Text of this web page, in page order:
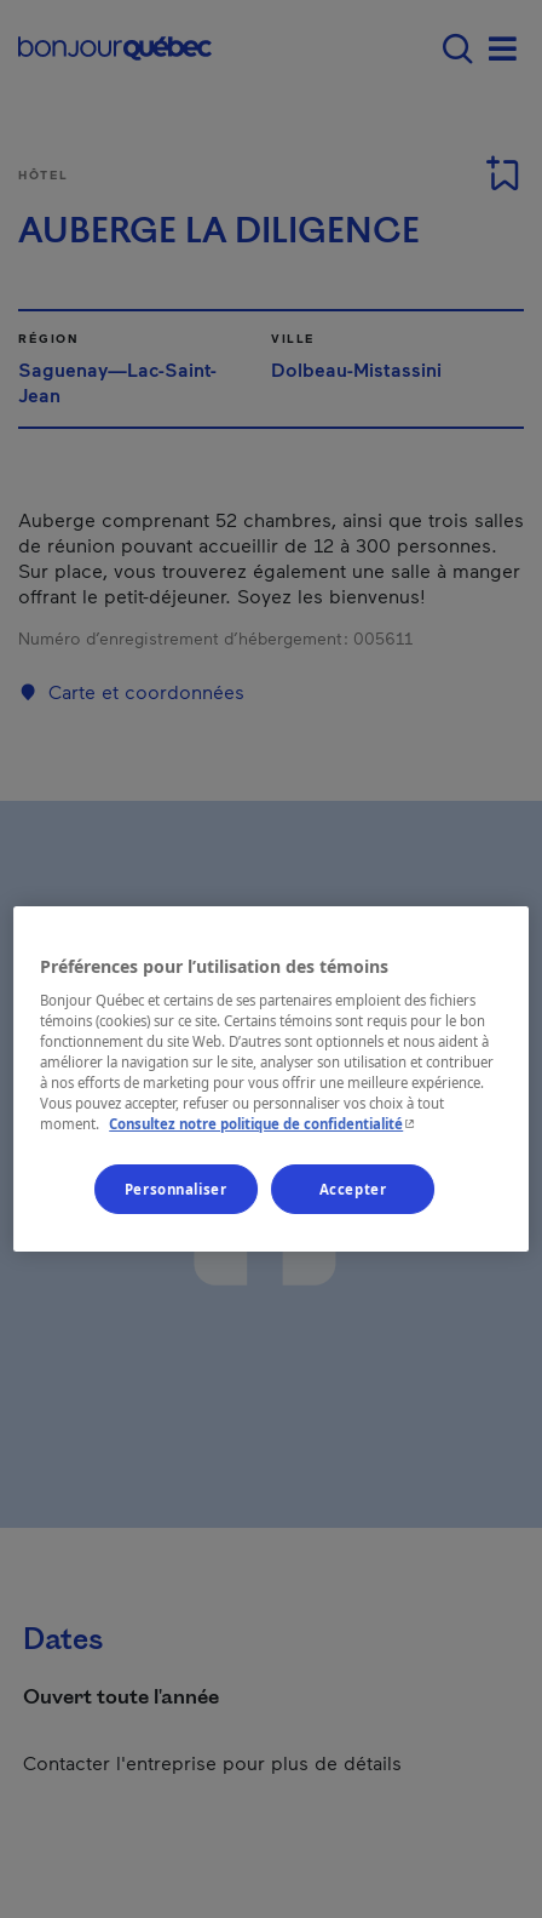
Main navigation -
HÔTEL
AUBERGE LA DILIGENCE
RÉGION
Saguenay—Lac-Saint-
Jean
VILLE
Dolbeau-Mistassini
Auberge comprenant 52 chambres, ainsi que trois salles
de réunion pouvant accueillir de 12 à 300 personnes.
Sur place, vous trouverez également une salle à manger
offrant le petit-déjeuner. Soyez les bienvenus!
Numéro d’enregistrement d’hébergement : 005611
Carte et coordonnées
Dates
Ouvert toute l'année
Contacter l'entreprise pour plus de détails
Préférences pour l’utilisation des témoins
Bonjour Québec et certains de ses partenaires emploient des fichiers
témoins (cookies) sur ce site. Certains témoins sont requis pour le bon
fonctionnement du site Web. D’autres sont optionnels et nous aident à
améliorer la navigation sur le site, analyser son utilisation et contribuer
à nos efforts de marketing pour vous offrir une meilleure expérience.
Vous pouvez accepter, refuser ou personnaliser vos choix à tout
moment. Consultez notre politique de confidentialité- Cet hyperlien
Personnaliser Accepter